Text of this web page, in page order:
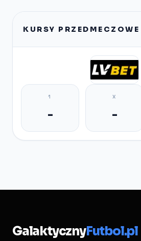
KURSY PRZEDMECZOWE
1
-
X
-
GalaktycznyFutbol.pl